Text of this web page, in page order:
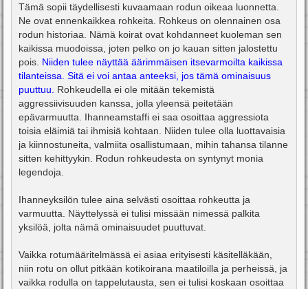
Tämä sopii täydellisesti kuvaamaan rodun oikeaa luonnetta.
Ne ovat ennenkaikkea rohkeita. Rohkeus on olennainen osa
rodun historiaa. Nämä koirat ovat kohdanneet kuoleman sen
kaikissa muodoissa, joten pelko on jo kauan sitten jalostettu
pois. Niiden tulee näyttää äärimmäisen itsevarmoilta kaikissa
tilanteissa. Sitä ei voi antaa anteeksi, jos tämä ominaisuus
puuttuu.
Rohkeudella ei ole mitään tekemistä
aggressiivisuuden kanssa, jolla yleensä peitetään
epävarmuutta. Ihanneamstaffi ei saa osoittaa aggressiota
toisia eläimiä tai ihmisiä kohtaan. Niiden tulee olla luottavaisia
ja kiinnostuneita, valmiita osallistumaan, mihin tahansa tilanne
sitten kehittyykin. Rodun rohkeudesta on syntynyt monia
legendoja.
Ihanneyksilön tulee aina selvästi osoittaa rohkeutta ja
varmuutta. Näyttelyssä ei tulisi missään nimessä palkita
yksilöä, jolta nämä ominaisuudet puuttuvat.
Vaikka rotumääritelmässä ei asiaa erityisesti käsitelläkään,
niin rotu on ollut pitkään kotikoirana maatiloilla ja perheissä, ja
vaikka rodulla on tappelutausta, sen ei tulisi koskaan osoittaa